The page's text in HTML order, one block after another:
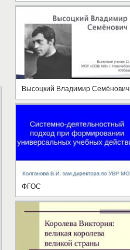
Высоцкий Владимир Семёнович
ФГОС